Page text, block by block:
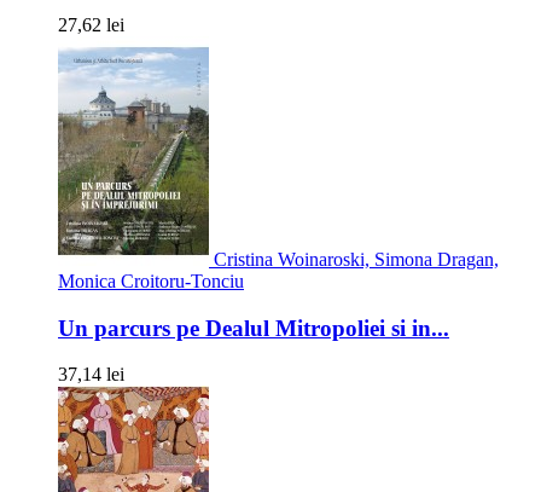
27,62 lei
Cristina Woinaroski, Simona Dragan,
Monica Croitoru-Tonciu
Un parcurs pe Dealul Mitropoliei si in...
37,14 lei